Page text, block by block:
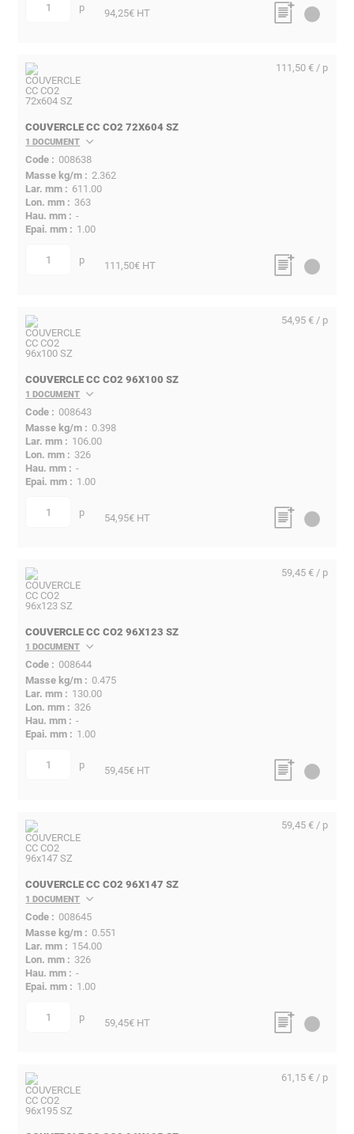
quantité p 94,25€ HT
COUVERCLE CC CO2 72X604 SZ
1 DOCUMENT
008638
2.362
611.00
363
-
1.00
quantité p
111,50 € / p
111,50€ HT
COUVERCLE CC CO2 96X100 SZ
1 DOCUMENT
008643
0.398
106.00
326
-
1.00
quantité p
54,95 € / p
54,95€ HT
COUVERCLE CC CO2 96X123 SZ
1 DOCUMENT
008644
0.475
130.00
326
-
1.00
quantité p
59,45 € / p
59,45€ HT
COUVERCLE CC CO2 96X147 SZ
1 DOCUMENT
008645
0.551
154.00
326
-
1.00
quantité p
59,45 € / p
59,45€ HT
61,15 € / p